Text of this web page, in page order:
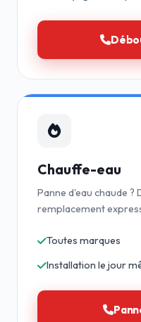
Chauffe-eau
Panne d'eau chaude
remplacement
Toutes marques
Installation le jour